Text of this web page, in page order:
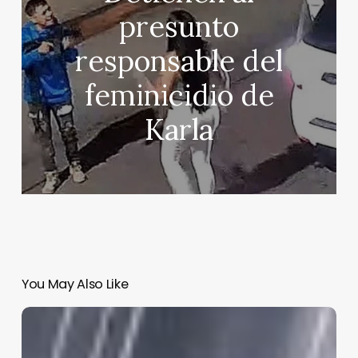
presunto
responsable del
feminicidio de
Karla
You May Also Like
CDMX
expide